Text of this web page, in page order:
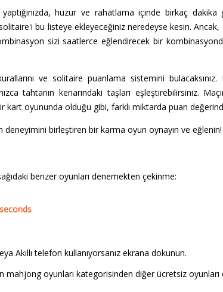
yaptığınızda, huzur ve rahatlama içinde birkaç
bu listeye ekleyeceğiniz neredeyse kesin.
sizi saatlerce eğlendirecek bir
ve solitaire puanlama sistemini
tahtanın kenarındaki taşları eşleştirebilirsiniz.
kart oyununda olduğu gibi, farklı miktarda puan
deneyimini birleştiren bir karma oyun oynayın ve eğlenin!
benzer oyunları denemekten çekinme:
Akıllı telefon kullanıyorsanız ekrana dokunun.
mahjong oyunları kategorisinden diğer ücretsiz oyunları